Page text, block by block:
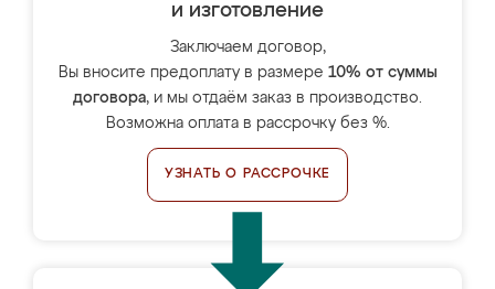
и изготовление
Заключаем договор,
Вы вносите предоплату в размере 10% от суммы
договора, и мы отдаём заказ в производство.
Возможна оплата в рассрочку без %.
УЗНАТЬ О РАССРОЧКЕ